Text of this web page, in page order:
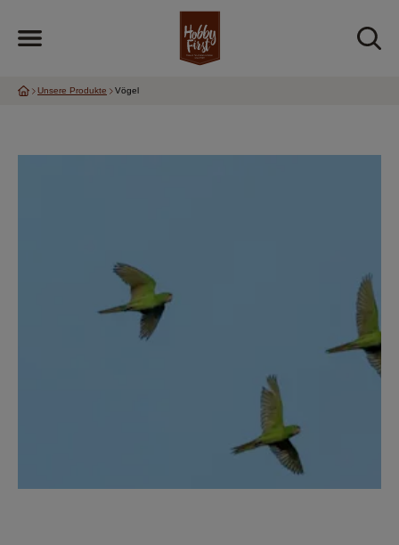
Unsere Produkte Vögel